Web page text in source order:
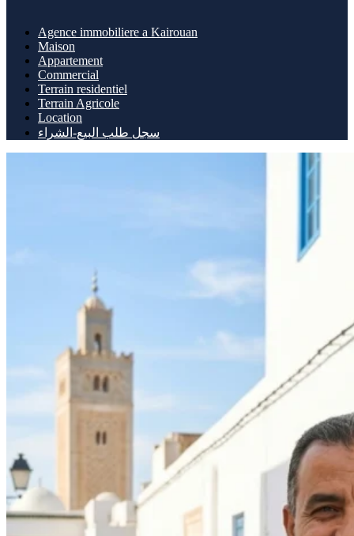
Agence immobiliere a Kairouan
Maison
Appartement
Commercial
Terrain residentiel
Terrain Agricole
Location
سجل طلب البيع-الشراء